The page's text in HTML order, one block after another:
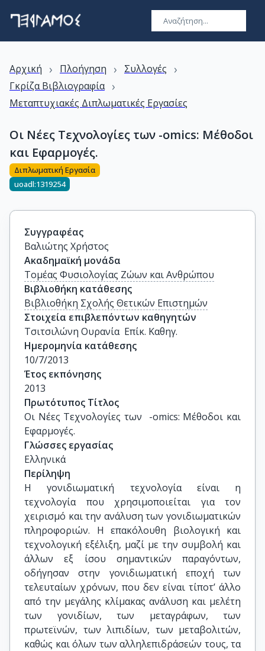
Αρχική › Πλοήγηση › Συλλογές ›
Γκρίζα Βιβλιογραφία ›
Μεταπτυχιακές Διπλωματικές Εργασίες
Οι Νέες Τεχνολογίες των -omics: Μέθοδοι
και Εφαρμογές.
Διπλωματική Εργασία
uoadl:1319254
Συγγραφέας
Βαλιώτης Χρήστος
Ακαδημαϊκή μονάδα
Τομέας Φυσιολογίας Ζώων και Ανθρώπου
Βιβλιοθήκη κατάθεσης
Βιβλιοθήκη Σχολής Θετικών Επιστημών
Στοιχεία επιβλεπόντων καθηγητών
Τσιτσιλώνη Ουρανία  Επίκ. Καθηγ.
Ημερομηνία κατάθεσης
10/7/2013
Έτος εκπόνησης
2013
Πρωτότυπος Τίτλος
Οι Νέες Τεχνολογίες των  -omics: Μέθοδοι και
Εφαρμογές.
Γλώσσες εργασίας
Ελληνικά
Περίληψη
Η γονιδιωματική τεχνολογία είναι η
τεχνολογία που χρησιμοποιείται για τον
χειρισμό και την ανάλυση των γονιδιωματικών
πληροφοριών. Η επακόλουθη βιολογική και
τεχνολογική εξέλιξη, μαζί με την συμβολή και
άλλων εξ ίσου σημαντικών παραγόντων,
οδήγησαν στην γονιδιωματική εποχή των
τελευταίων χρόνων, που δεν είναι τίποτ’ άλλο
από την μεγάλης κλίμακας ανάλυση και μελέτη
των γονιδίων, των μεταγράφων, των
πρωτεϊνών, των λιπιδίων, των μεταβολιτών,
καθώς και όλων των αλληλεπιδράσεών τους, τα